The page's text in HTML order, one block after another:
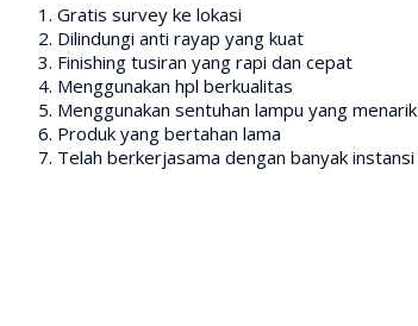
Gratis survey ke lokasi
Dilindungi anti rayap yang kuat
Finishing tusiran yang rapi dan cepat
Menggunakan hpl berkualitas
Menggunakan sentuhan lampu yang menarik
Produk yang bertahan lama
Telah berkerjasama dengan banyak instansi